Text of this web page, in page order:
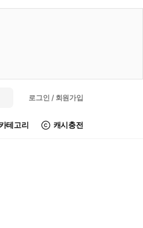
로그인 / 회원가입
테고리 캐시충전